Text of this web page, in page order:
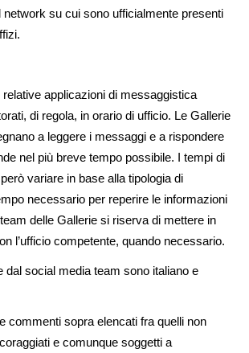
su cui sono ufficialmente presenti
applicazioni di messaggistica
di regola, in orario di ufficio. Le Gallerie
a leggere i messaggi e a rispondere
nel più breve tempo possibile. I tempi di
variare in base alla tipologia di
necessario per reperire le informazioni
delle Gallerie si riserva di mettere in
l’ufficio competente, quando necessario.
dal social media team sono italiano e
commenti sopra elencati fra quelli non
e comunque soggetti a